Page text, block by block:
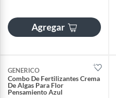
Agregar
GENERICO
Combo De Fertilizantes Crema
De Algas Para Flor
Pensamiento Azul